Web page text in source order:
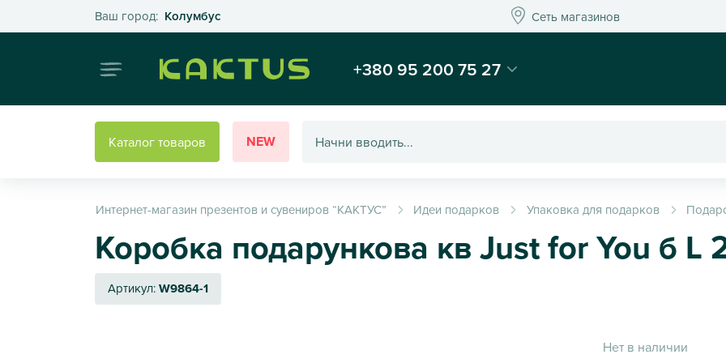
Ваш город: КолумбусВыберите свой город Сеть магазиновСеть магазинов
Интернет-магазин подарков и декора - Kaktus
+380 95 200 75 27
Каталог товаров NEW
Интернет-магазин презентов и сувениров “КАКТУС” Идеи подарков Упаковка для подарков
Коробка подарункова кв Just for You б L
Артикул:W9864-1
Нет в наличии